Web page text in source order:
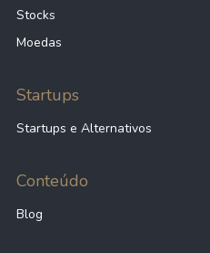
Stocks
Moedas
Startups
Startups e Alternativos
Conteúdo
Blog